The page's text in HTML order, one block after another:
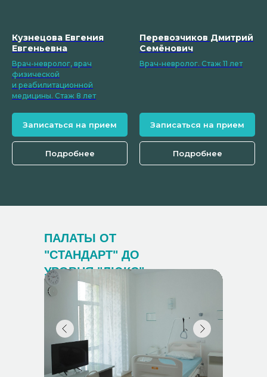
Кузнецова Евгения
Евгеньевна
Врач-невролог, врач
физической
и реабилитационной
медицины. Стаж 8 лет
Записаться на прием
Подробнее
Перевозчиков Дмитрий
Семёнович
Врач-невролог. Стаж 11 лет
Записаться на прием
Подробнее
ПАЛАТЫ ОТ
"СТАНДАРТ" ДО
УРОВНЯ "ЛЮКС"